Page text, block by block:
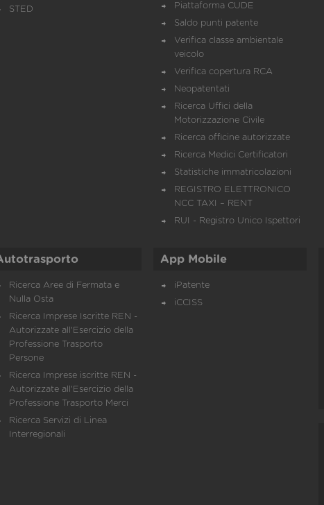
STED
Piattaforma CUDE
Saldo punti patente
Verifica classe ambientale
veicolo
Verifica copertura RCA
Neopatentati
Ricerca Uffici della
Motorizzazione Civile
Ricerca officine autorizzate
Ricerca Medici Certificatori
Statistiche immatricolazioni
REGISTRO ELETTRONICO
NCC TAXI – RENT
RUI - Registro Unico Ispettori
Ricerca Aree di Fermata e
Nulla Osta
Ricerca Imprese Iscritte REN -
Autorizzate all'Esercizio della
Professione Trasporto
Persone
Ricerca Imprese iscritte REN -
Autorizzate all'Esercizio della
Professione Trasporto Merci
Ricerca Servizi di Linea
Interregionali
App Mobile
iPatente
iCCISS